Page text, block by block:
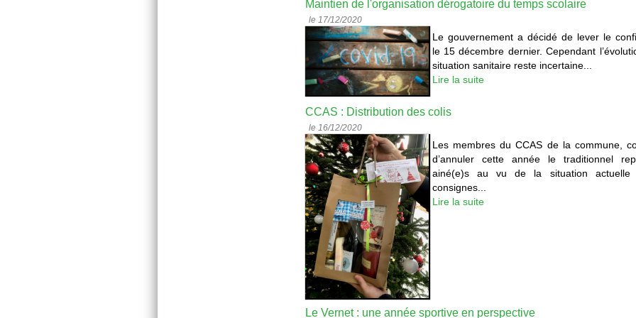
Maintien de l'organisation dérogatoire du temps scolaire
le 17/12/2020
Le gouvernement a décidé de lever le
le 15 décembre dernier. Cependant
situation sanitaire reste incertaine...
Lire la suite
CCAS : Distribution des colis
le 16/12/2020
Les membres du CCAS de la commune,
d’annuler cette année le traditionnel
ainé(e)s au vu de la situation
consignes...
Lire la suite
Le Vernet : une année sportive en perspective